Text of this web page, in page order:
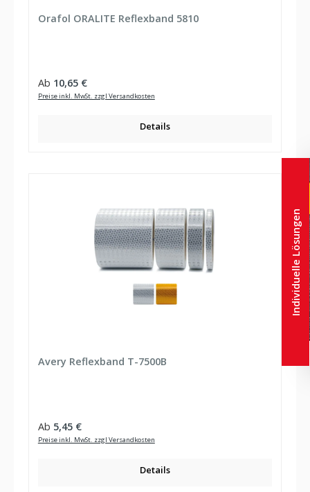
Orafol ORALITE Reflexband 5810
Regulärer Preis:
Ab 10,65 €
Preise inkl. MwSt. zzgl Versandkosten
Details
Avery Reflexband T-7500B
Regulärer Preis:
Ab 5,45 €
Preise inkl. MwSt. zzgl Versandkosten
Details
Individuelle Lösungen